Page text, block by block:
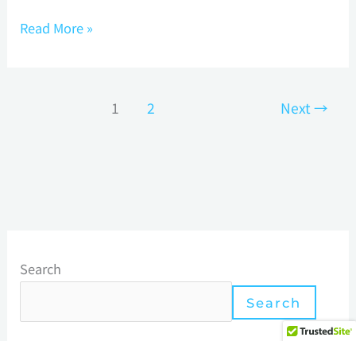
Read More »
1 2 Next→
Search
Search
類